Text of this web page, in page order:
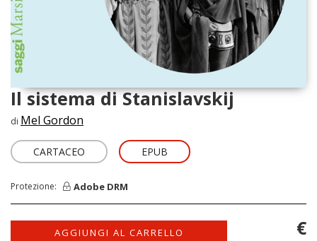
Il sistema di Stanislavskij
di Mel Gordon
CARTACEO EPUB
Protezione: Adobe DRM
AGGIUNGI AL CARRELLO
€